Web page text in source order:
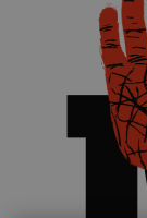
+39 346